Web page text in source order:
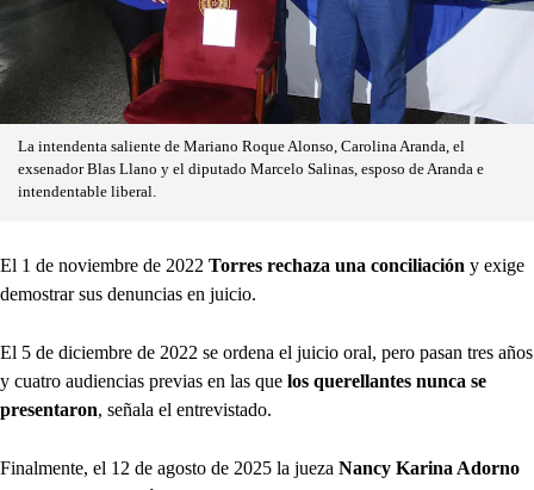
La intendenta saliente de Mariano Roque Alonso, Carolina Aranda, el
exsenador Blas Llano y el diputado Marcelo Salinas, esposo de Aranda e
intendentable liberal.
El 1 de noviembre de 2022 Torres rechaza una conciliación y exige
demostrar sus denuncias en juicio.
El 5 de diciembre de 2022 se ordena el juicio oral, pero pasan tres años
y cuatro audiencias previas en las que los querellantes nunca se
presentaron, señala el entrevistado.
Finalmente, el 12 de agosto de 2025 la jueza Nancy Karina Adorno